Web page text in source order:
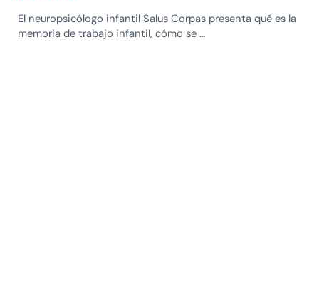
El neuropsicólogo infantil Salus Corpas presenta qué es la
memoria de trabajo infantil, cómo se …